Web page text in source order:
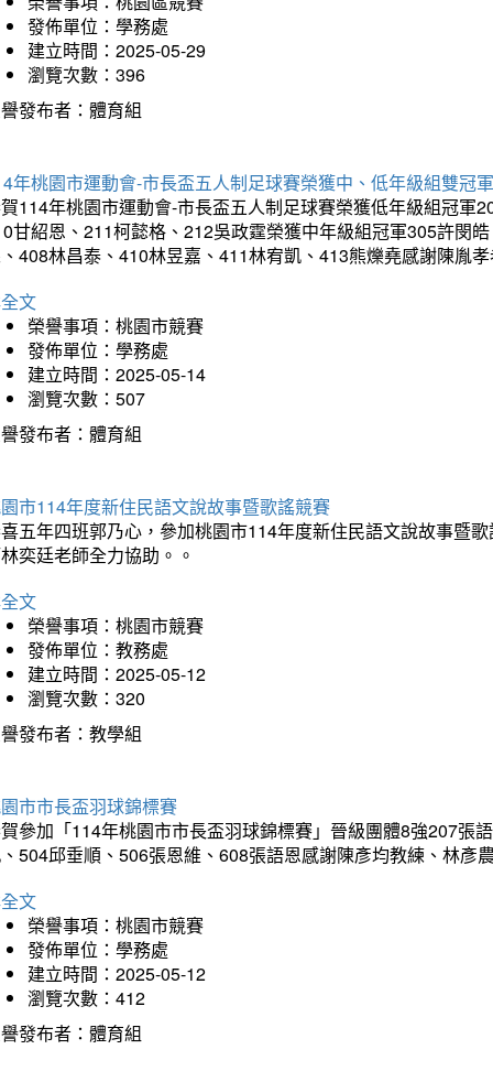
發佈單位：學務處
建立時間：2025-05-29
瀏覽次數：396
發布者：體育組
年桃園市運動會-市長盃五人制足球賽榮獲中、低年級組雙冠軍
114年桃園市運動會-市長盃五人制足球賽榮獲低年級組冠
甘紹恩、211柯懿格、212吳政霆榮獲中年級組冠軍305許閔
408林昌泰、410林昱嘉、411林宥凱、413熊爍堯感謝陳胤
文
榮譽事項：桃園市競賽
發佈單位：學務處
建立時間：2025-05-14
瀏覽次數：507
發布者：體育組
市114年度新住民語文說故事暨歌謠競賽
五年四班郭乃心，參加桃園市114年度新住民語文說故事暨
奕廷老師全力協助。。
文
榮譽事項：桃園市競賽
發佈單位：教務處
建立時間：2025-05-12
瀏覽次數：320
發布者：教學組
市市長盃羽球錦標賽
參加「114年桃園市市長盃羽球錦標賽」晉級團體8強207張
504邱垂順、506張恩維、608張語恩感謝陳彥均教練、林彥
文
榮譽事項：桃園市競賽
發佈單位：學務處
建立時間：2025-05-12
瀏覽次數：412
發布者：體育組